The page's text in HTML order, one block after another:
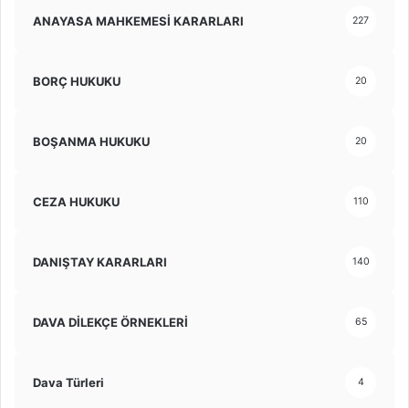
ANAYASA MAHKEMESİ KARARLARI 227
BORÇ HUKUKU 20
BOŞANMA HUKUKU 20
CEZA HUKUKU 110
DANIŞTAY KARARLARI 140
DAVA DİLEKÇE ÖRNEKLERİ 65
Dava Türleri 4